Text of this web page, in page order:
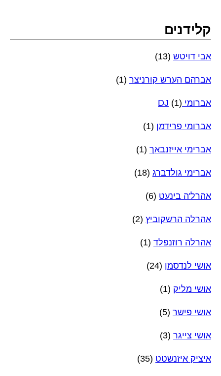
קלידנים
אבי דויטש (13)
אברהם הערש קורניצר (1)
אברומי DJ (1)
אברומי פרידמן (1)
אברימי אייזנבאך (1)
אברימי גולדברג (18)
אהרל'ה בינעט (6)
אהרלה הרשקוביץ (2)
אהרלה רוזנפלד (1)
אושי לנדסמן (24)
אושי מליק (1)
אושי פישר (5)
אושי צייגר (3)
איציק איזנשטט (35)